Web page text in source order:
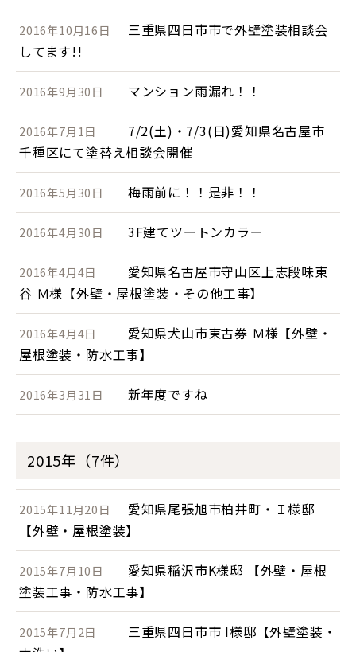
2016年10月16日
三重県四日市市で外壁塗装相談会
してます!!
2016年9月30日 マンション雨漏れ！！
2016年7月1日
7/2(土)・7/3(日)愛知県名古屋市
千種区にて塗替え相談会開催
2016年5月30日 梅雨前に！！是非！！
2016年4月30日 3F建てツートンカラー
2016年4月4日
愛知県名古屋市守山区上志段味東
谷 Ｍ様【外壁・屋根塗装・その他工事】
2016年4月4日
愛知県犬山市東古券 Ｍ様【外壁・
屋根塗装・防水工事】
2016年3月31日 新年度ですね
2015年（7件）
2015年11月20日
愛知県尾張旭市柏井町・Ｉ様邸
【外壁・屋根塗装】
2015年7月10日
愛知県稲沢市K様邸 【外壁・屋根
塗装工事・防水工事】
2015年7月2日
三重県四日市市 I様邸【外壁塗装・